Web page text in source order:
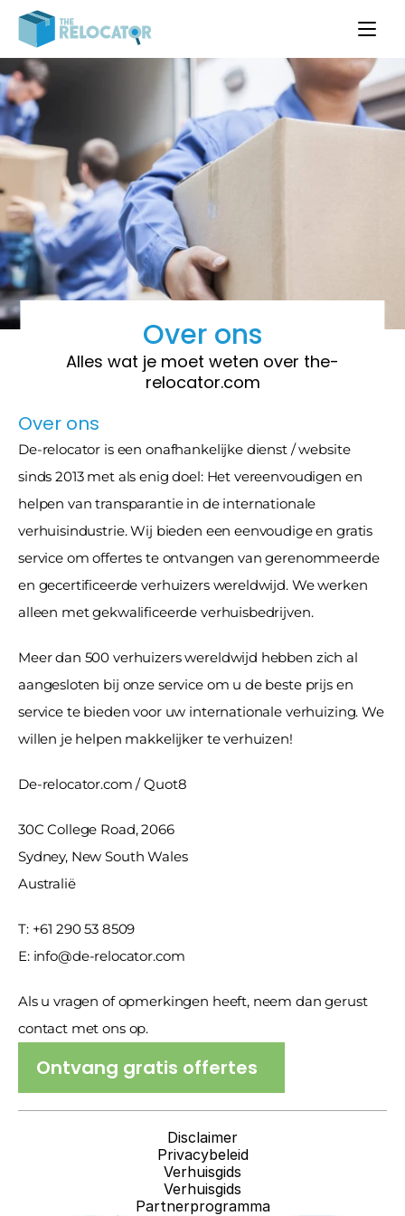
Over ons
Alles wat je moet weten over the-
relocator.com
Over ons
De-relocator is een onafhankelijke dienst / website
sinds 2013 met als enig doel: Het vereenvoudigen en
helpen van transparantie in de internationale
verhuisindustrie. Wij bieden een eenvoudige en gratis
service om offertes te ontvangen van gerenommeerde
en gecertificeerde verhuizers wereldwijd. We werken
alleen met gekwalificeerde verhuisbedrijven.
Meer dan 500 verhuizers wereldwijd hebben zich al
aangesloten bij onze service om u de beste prijs en
service te bieden voor uw internationale verhuizing. We
willen je helpen makkelijker te verhuizen!
De-relocator.com / Quot8
30C College Road, 2066
Sydney, New South Wales
Australië
T: +61 290 53 8509
E: info@de-relocator.com
Als u vragen of opmerkingen heeft, neem dan gerust
contact met ons op.
Ontvang gratis offertes
Disclaimer
Privacybeleid
Verhuisgids
Verhuisgids
Partnerprogramma